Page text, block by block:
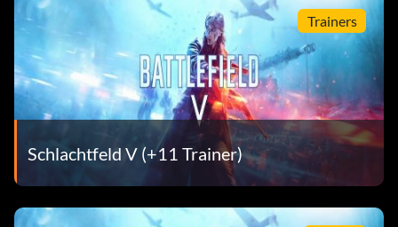
Trainers
Schlachtfeld V (+11 Trainer)